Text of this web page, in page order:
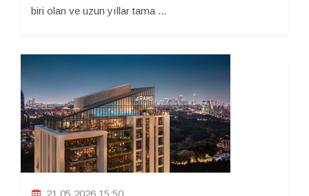
biri olan ve uzun yıllar tama ...
21.05.2026 15:50